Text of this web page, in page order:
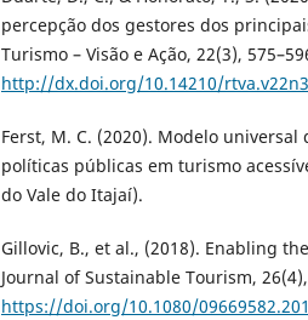
percepção dos gestores dos
Turismo – Visão e Ação, 22(3),
http://dx.doi.org/10.14210/
Ferst, M. C. (2020). Modelo
políticas públicas em turismo
do Vale do Itajaí).
Gillovic, B., et al., (2018). Enabling
Journal of Sustainable Tourism,
https://doi.org/10.1080/